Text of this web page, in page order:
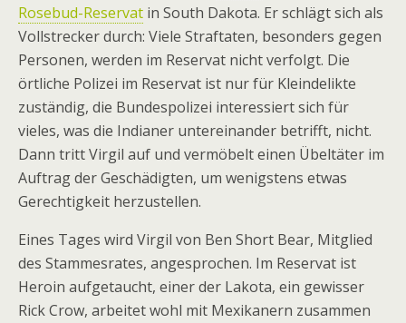
Rosebud-Reservat in South Dakota. Er schlägt sich als
Vollstrecker durch: Viele Straftaten, besonders gegen
Personen, werden im Reservat nicht verfolgt. Die
örtliche Polizei im Reservat ist nur für Kleindelikte
zuständig, die Bundespolizei interessiert sich für
vieles, was die Indianer untereinander betrifft, nicht.
Dann tritt Virgil auf und vermöbelt einen Übeltäter im
Auftrag der Geschädigten, um wenigstens etwas
Gerechtigkeit herzustellen.
Eines Tages wird Virgil von Ben Short Bear, Mitglied
des Stammesrates, angesprochen. Im Reservat ist
Heroin aufgetaucht, einer der Lakota, ein gewisser
Rick Crow, arbeitet wohl mit Mexikanern zusammen